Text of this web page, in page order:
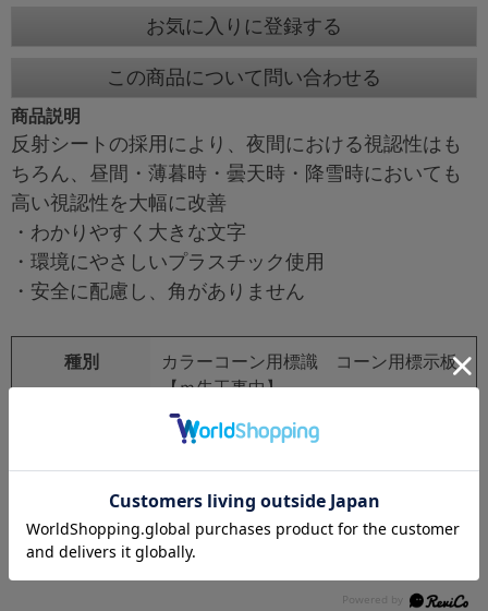
お気に入りに登録する
この商品について問い合わせる
商品説明
反射シートの採用により、夜間における視認性はも
ちろん、昼間・薄暮時・曇天時・降雪時においても
高い視認性を大幅に改善
・わかりやすく大きな文字
・環境にやさしいプラスチック使用
・安全に配慮し、角がありません
種別
カラーコーン用標識 コーン用標示板
【ｍ先工事中】
KF-405
材質 プラスチック製